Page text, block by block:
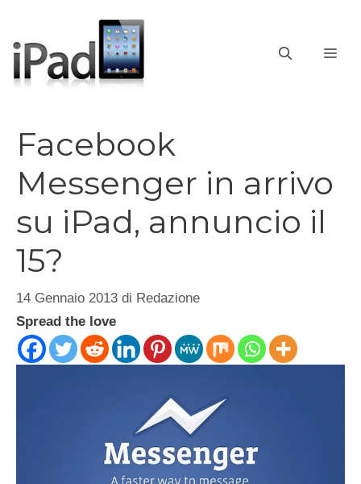
contenuto
Facebook
Messenger in arrivo
su iPad, annuncio il
15?
14 Gennaio 2013 di Redazione
Spread the love